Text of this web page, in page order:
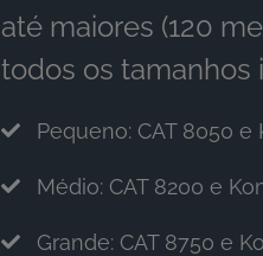
até maiores (120
todos os tamanhos
Pequeno: CAT 8050 e
Médio: CAT 8200 e
Grande: CAT 8750 e